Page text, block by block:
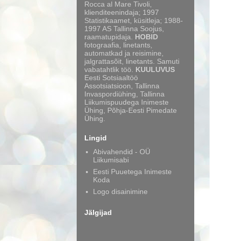
Rocca al Mare Tivoli,
klienditeenindaja; 1997
Statistikaamet, küsitleja; 1988-
1997 AS Tallinna Soojus,
raamatupidaja. HOBID
fotograafia, linetants,
automatkad ja reisimine,
jalgrattasõit, linetants. Samuti
vabatahtlik töö. KUULUVUS
Eesti Sotsiaaltöö
Assotsiatsioon, Tallinna
Invaspordiühing, Tallinna
Liikumispuudega Inimeste
Ühing, Põhja-Eesti Pimedate
Ühing.
Lingid
Abivahendid - OÜ
Liikumisabi
Eesti Puuetega Inimeste
Koda
Logo disainimine
Jälgijad